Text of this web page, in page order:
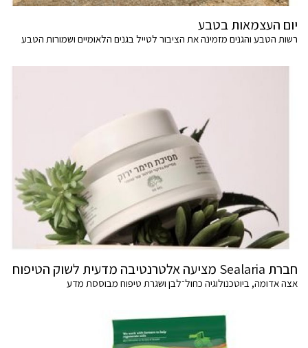
יום העצמאות בטבע
רשות הטבע והגנים מזמינה את הציבור לטייל בגנים הלאומיים ושמורות הטבע
חברת Sealaria מציעה אלטרנטיבה מדעית לשוק הטיפוח
אצה אדומה, ביוטכנולוגיה כחול־לבן ושגרת טיפוח מבוססת מדע